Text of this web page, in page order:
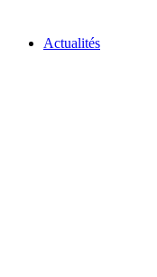
Actualités